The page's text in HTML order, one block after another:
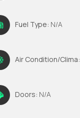
Fuel Type: N/A
Air Condition/Clima:
Doors: N/A